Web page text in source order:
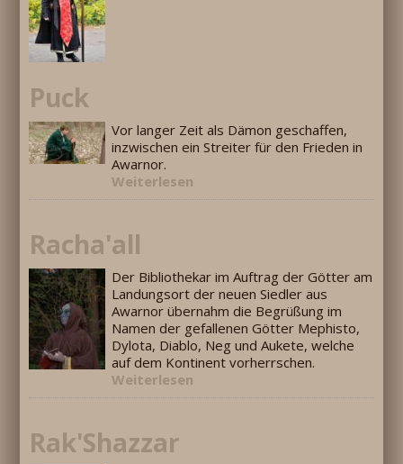
Puck
Vor langer Zeit als Dämon geschaffen,
inzwischen ein Streiter für den Frieden in
Awarnor.
Weiterlesen
Racha'all
Der Bibliothekar im Auftrag der Götter am
Landungsort der neuen Siedler aus
Awarnor übernahm die Begrüßung im
Namen der gefallenen Götter Mephisto,
Dylota, Diablo, Neg und Aukete, welche
auf dem Kontinent vorherrschen.
Weiterlesen
Rak'Shazzar